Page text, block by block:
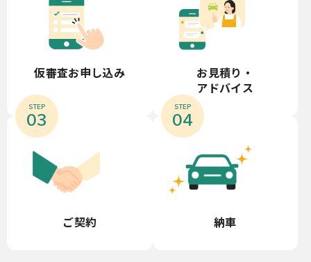
仮審査お申し込み
お見積り・
アドバイス
STEP
03
ご契約
STEP
04
納車